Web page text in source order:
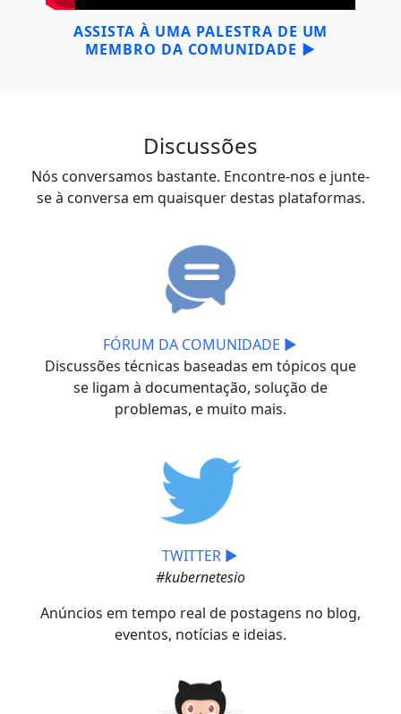
ASSISTA À UMA PALESTRA DE UM
MEMBRO DA COMUNIDADE ▶
Discussões
Nós conversamos bastante. Encontre-nos e junte-
se à conversa em quaisquer destas plataformas.
FÓRUM DA COMUNIDADE ▶
Discussões técnicas baseadas em tópicos que
se ligam à documentação, solução de
problemas, e muito mais.
TWITTER ▶
#kubernetesio
Anúncios em tempo real de postagens no blog,
eventos, notícias e ideias.